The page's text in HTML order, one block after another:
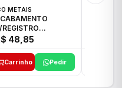
METAIS
REGISTRO
2"-3/4"-1" ACB M
33 ICO
48,85
Carrinho Pedir